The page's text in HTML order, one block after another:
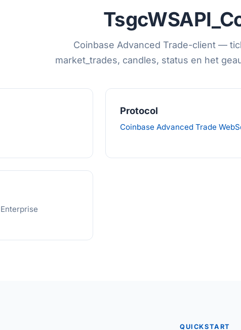
Coinbase Advanced Trade-client —
market_trades, candles, status en het
Protocol
Coinbase Advanced Trade
QUICKSTART